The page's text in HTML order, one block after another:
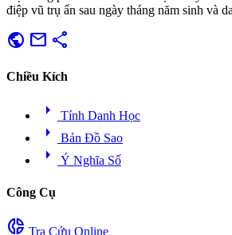
điệp vũ trụ ẩn sau ngày tháng năm sinh và
public mail share
Chiều Kích
arrow_right Tính Danh Học
arrow_right Bản Đồ Sao
arrow_right Ý Nghĩa Số
Công Cụ
donut_small Tra Cứu Online